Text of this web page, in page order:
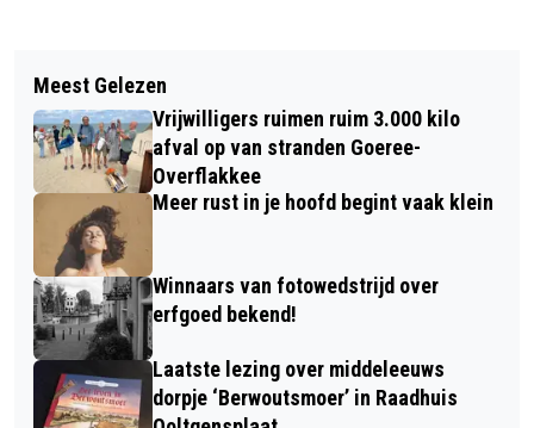
DE ZOMER IS OFFICIEEL VOORBIJ,
HET IS TIJD VOOR DE HERFST
UITSLAG POSTCODE LOTERIJ GOEREE-
OVERFLAKKEE AUGUSTUS 2025
Meest Gelezen
Vrijwilligers ruimen ruim 3.000 kilo
afval op van stranden Goeree-
Overflakkee
Meer rust in je hoofd begint vaak klein
Winnaars van fotowedstrijd over
erfgoed bekend!
Laatste lezing over middeleeuws
dorpje ‘Berwoutsmoer’ in Raadhuis